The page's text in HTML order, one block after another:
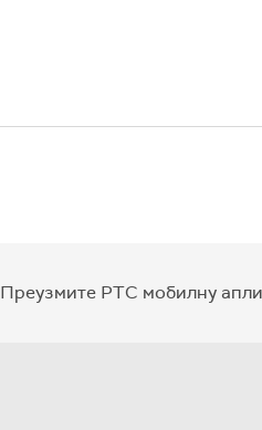
Преузмите РТС мобилну